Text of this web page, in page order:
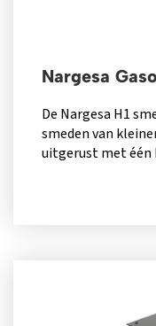
Nargesa
De Nargesa H1
smeden van
uitgerust met één